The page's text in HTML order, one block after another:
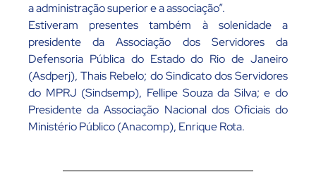
a administração superior e a associação”.
Estiveram presentes também à solenidade a
presidente da Associação dos Servidores da
Defensoria Pública do Estado do Rio de Janeiro
(Asdperj), Thais Rebelo; do Sindicato dos Servidores
do MPRJ (Sindsemp), Fellipe Souza da Silva; e do
Presidente da Associação Nacional dos Oficiais do
Ministério Público (Anacomp), Enrique Rota.